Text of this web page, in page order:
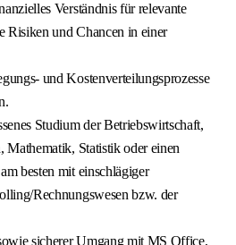
Verständnis für relevante
Risiken und Chancen in einer
und Kostenverteilungsprozesse
Studium der Betriebswirtschaft,
Mathematik, Statistik oder einen
besten mit einschlägiger
Rechnungswesen bzw. der
sicherer Umgang mit MS Office,